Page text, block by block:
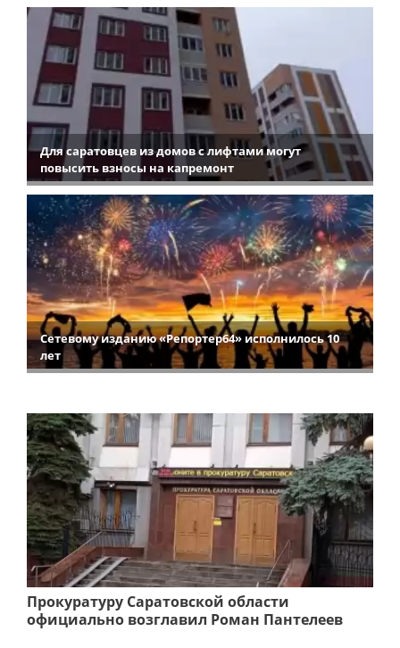
Для саратовцев из домов с лифтами могут
повысить взносы на капремонт
Сетевому изданию «Репортер64» исполнилось 10
лет
Прокуратуру Саратовской области
официально возглавил Роман Пантелеев